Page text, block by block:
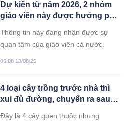
Dự kiến từ năm 2026, 2 nhóm
giáo viên này được hưởng phụ
Thông tin này đang nhận được sự
quan tâm của giáo viên cả nước.
06:08 13/08/25
4 loại cây trồng trước nhà thì
xui đủ đường, chuyển ra sau
Đây là 4 cây quen thuộc nhưng